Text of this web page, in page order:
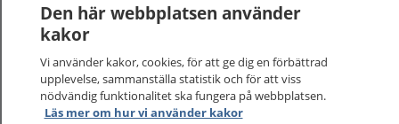
På 1177.se får du råd om hälsa och information om
sjukdomar och vilka mottagningar du kan kontakta.
Logga in för att läsa din journal och göra dina
vårdärenden. Ring telefonnummer 1177 för
Den här webbplatsen använder
kakor
Vi använder kakor, cookies, för att ge dig en förbättrad
upplevelse, sammanställa statistik och för att viss
nödvändig funktionalitet ska fungera på webbplatsen.
Läs mer om hur vi använder kakor